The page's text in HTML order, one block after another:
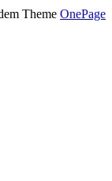
Theme OnePage